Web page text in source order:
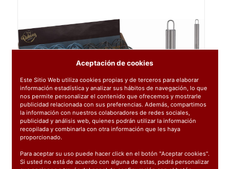
Aceptación de cookies
Este Sitio Web utiliza cookies propias y de terceros para elaborar
información estadística y analizar sus hábitos de navegación, lo que
nos permite personalizar el contenido que ofrecemos y mostrarle
publicidad relacionada con sus preferencias. Además, compartimos
la información con nuestros colaboradores de redes sociales,
publicidad y análisis web, quienes podrán utilizar la información
recopilada y combinarla con otra información que les haya
proporcionado.
Para aceptar su uso puede hacer click en el botón "Aceptar cookies".
Si usted no está de acuerdo con alguna de estas, podrá personalizar